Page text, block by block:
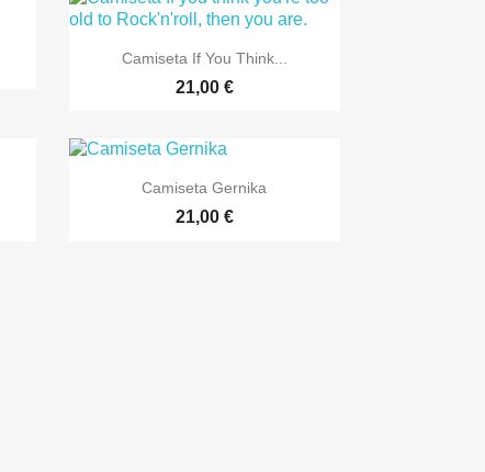
 Vista rápida
Camiseta If You Think...
21,00 €
 Vista rápida
Camiseta Gernika
21,00 €